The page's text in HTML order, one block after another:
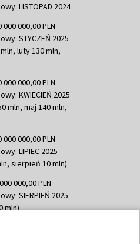
LISTOPAD 2024
000,00 PLN
STYCZEŃ 2025
luty 130 mln,
000,00 PLN
KWIECIEŃ 2025
mln, maj 140 mln,
000,00 PLN
LIPIEC 2025
sierpień 10 mln)
000,00 PLN
SIERPIEŃ 2025
mln)
051,21 PLN